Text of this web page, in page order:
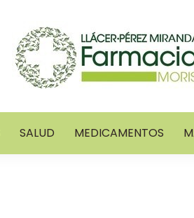
SALUD MEDICAMENTOS